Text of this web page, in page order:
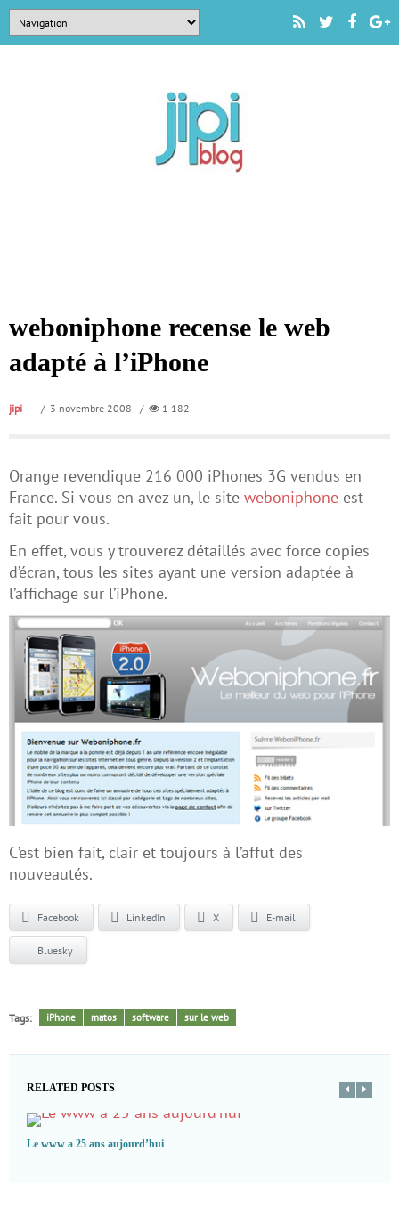
weboniphone recense le web
adapté à l’iPhone
jipi / 3 novembre 2008 / 1 182
Orange revendique 216 000 iPhones 3G vendus en
France. Si vous en avez un, le site weboniphone est
fait pour vous.
En effet, vous y trouverez détaillés avec force copies
d’écran, tous les sites ayant une version adaptée à
l’affichage sur l’iPhone.
C’est bien fait, clair et toujours à l’affut des
nouveautés.
Facebook LinkedIn X E-mail
Bluesky
Tags: iPhone matos software sur le web
RELATED POSTS
Le www a 25 ans aujourd’hui